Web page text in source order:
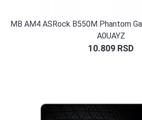
MB AM4 ASRock B550M Phantom
A0UAYZ
10.809 RSD